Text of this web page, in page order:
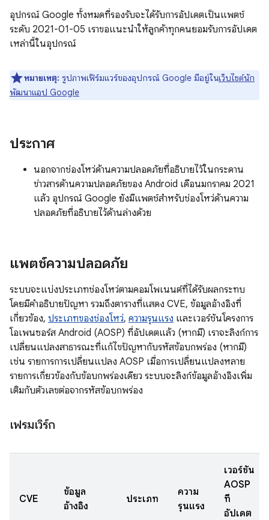
อุปกรณ์ Google ทั้งหมดที่รองรับจะได้รับการอัปเดตเป็นแพตช์
ระดับ 2021-01-05 เราขอแนะนำให้ลูกค้าทุกคนยอมรับการอัปเดต
เหล่านี้ในอุปกรณ์
หมายเหตุ: รูปภาพเฟิร์มแวร์ของอุปกรณ์ Google มีอยู่ในเว็บไซต์นัก
พัฒนาแอป Google
ประกาศ
นอกจากช่องโหว่ด้านความปลอดภัยที่อธิบายไว้ในกระดาน
ข่าวสารด้านความปลอดภัยของ Android เดือนมกราคม 2021
แล้ว อุปกรณ์ Google ยังมีแพตช์สำหรับช่องโหว่ด้านความ
ปลอดภัยที่อธิบายไว้ด้านล่างด้วย
แพตช์ความปลอดภัย
ระบบจะแบ่งประเภทช่องโหว่ตามคอมโพเนนต์ที่ได้รับผลกระทบ
โดยมีคำอธิบายปัญหา รวมถึงตารางที่แสดง CVE, ข้อมูลอ้างอิงที่
เกี่ยวข้อง, ประเภทของช่องโหว่, ความรุนแรง และเวอร์ชันโครงการ
โอเพนซอร์ส Android (AOSP) ที่อัปเดตแล้ว (หากมี) เราจะลิงก์การ
เปลี่ยนแปลงสาธารณะที่แก้ไขปัญหากับรหัสข้อบกพร่อง (หากมี)
เช่น รายการการเปลี่ยนแปลง AOSP เมื่อการเปลี่ยนแปลงหลาย
รายการเกี่ยวข้องกับข้อบกพร่องเดียว ระบบจะลิงก์ข้อมูลอ้างอิงเพิ่ม
เติมกับตัวเลขต่อจากรหัสข้อบกพร่อง
เฟรมเวิร์ก
CVE
ข้อมูล
อ้างอิง
ประเภท
ความ
รุนแรง
เวอร์ชัน
AOSP
ที่
อัปเดต